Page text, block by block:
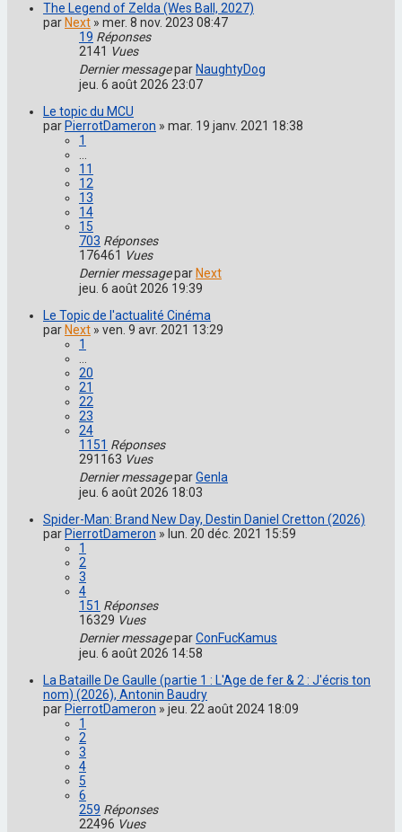
The Legend of Zelda (Wes Ball, 2027)
parNext » mer. 8 nov. 2023 08:47
19 Réponses
2141 Vues
Dernier messageparNaughtyDog
jeu. 6 août 2026 23:07
Le topic du MCU
parPierrotDameron » mar. 19 janv. 2021 18:38
1
11
12
13
14
15
703 Réponses
176461 Vues
Dernier messageparNext
jeu. 6 août 2026 19:39
Le Topic de l'actualité Cinéma
parNext » ven. 9 avr. 2021 13:29
1
20
21
22
23
24
1151 Réponses
291163 Vues
Dernier messageparGenla
jeu. 6 août 2026 18:03
Spider-Man: Brand New Day, Destin Daniel Cretton (2026)
parPierrotDameron » lun. 20 déc. 2021 15:59
1
2
3
4
151 Réponses
16329 Vues
Dernier messageparConFucKamus
jeu. 6 août 2026 14:58
La Bataille De Gaulle (partie 1 : L'Age de fer & 2 : J'écris ton
nom) (2026), Antonin Baudry
parPierrotDameron » jeu. 22 août 2024 18:09
1
2
3
4
5
6
259 Réponses
22496 Vues